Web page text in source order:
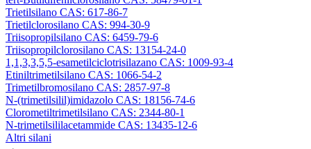
Trietilsilano CAS: 617-86-7
Trietilclorosilano CAS: 994-30-9
Triisopropilsilano CAS: 6459-79-6
Triisopropilclorosilano CAS: 13154-24-0
1,1,3,3,5,5-esametilciclotrisilazano CAS: 1009-93-4
Etiniltrimetilsilano CAS: 1066-54-2
Trimetilbromosilano CAS: 2857-97-8
N-(trimetilsilil)imidazolo CAS: 18156-74-6
Clorometiltrimetilsilano CAS: 2344-80-1
N-trimetilsililacetammide CAS: 13435-12-6
Altri silani